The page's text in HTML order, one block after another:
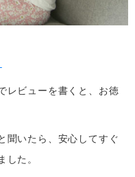
レビューを書くと、お徳
聞いたら、安心してすぐ
した。